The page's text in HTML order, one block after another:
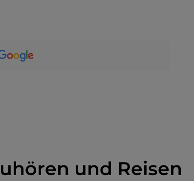
die wiederum aus einem früheren Dorf
Paradiso
in ihrem natürlichen Lebensraum zu
und Reisen